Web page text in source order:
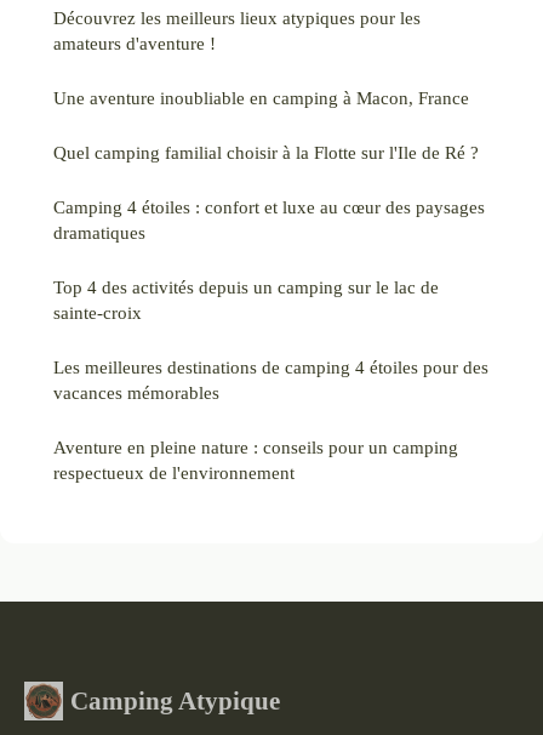
Découvrez les meilleurs lieux atypiques pour les
amateurs d'aventure !
Une aventure inoubliable en camping à Macon, France
Quel camping familial choisir à la Flotte sur l'Ile de Ré ?
Camping 4 étoiles : confort et luxe au cœur des paysages
dramatiques
Top 4 des activités depuis un camping sur le lac de
sainte-croix
Les meilleures destinations de camping 4 étoiles pour des
vacances mémorables
Aventure en pleine nature : conseils pour un camping
respectueux de l'environnement
Camping Atypique